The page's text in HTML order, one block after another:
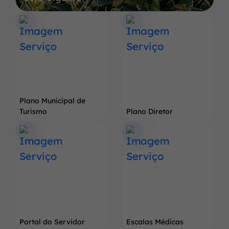
a
Terra
do
Pé
Gigante
Plano Municipal de
Turismo
Plano Diretor
Portal do Servidor Escalas Médicas